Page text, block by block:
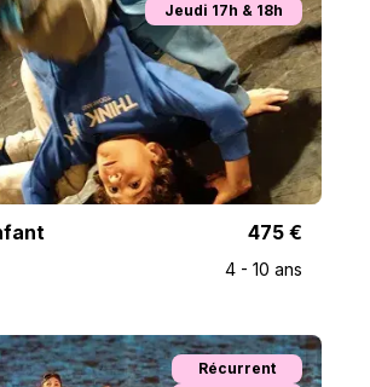
Jeudi 17h & 18h
475 €
4 - 10 ans
Récurrent